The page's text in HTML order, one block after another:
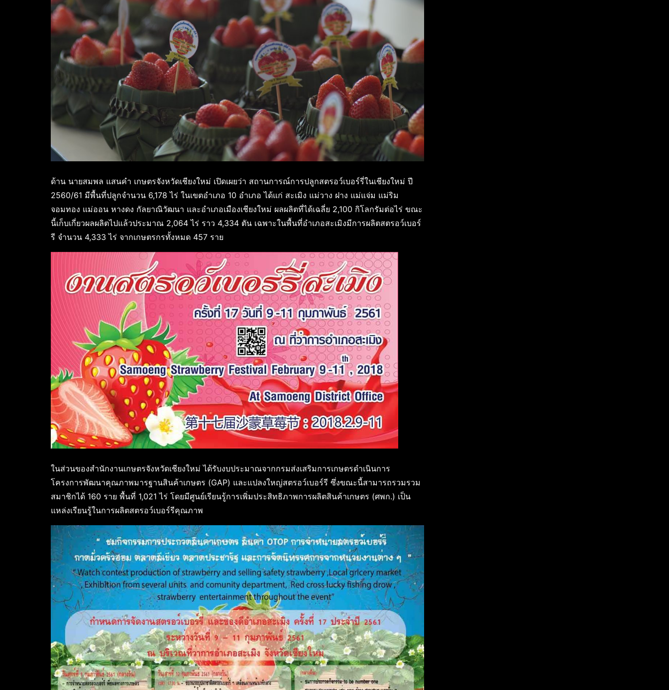
ด้าน นายสมพล แสนคำ เกษตรจังหวัดเชียงใหม่ เปิดเผยว่า สถานการณ์การปลูกสตรอว์เบอร์รี่ในเชียงใหม่ ปี
2560/61 มีพื้นที่ปลูกจำนวน 6,178 ไร่ ในเขตอำเภอ 10 อำเภอ ได้แก่ สะเมิง แม่วาง ฝาง แม่แจ่ม แม่ริม
จอมทอง แม่ออน หางดง กัลยาณิวัฒนา และอำเภอเมืองเชียงใหม่ ผลผลิตที่ได้เฉลี่ย 2,100 กิโลกรัมต่อไร่ ขณะ
นี้เก็บเกี่ยวผลผลิตไปแล้วประมาณ 2,064 ไร่ ราว 4,334 ตัน เฉพาะในพื้นที่อำเภอสะเมิงมีการผลิตสตรอว์เบอร์
รี จำนวน 4,333 ไร่ จากเกษตรกรทั้งหมด 457 ราย
ในส่วนของสำนักงานเกษตรจังหวัดเชียงใหม่ ได้รับงบประมาณจากกรมส่งเสริมการเกษตรดำเนินการ
โครงการพัฒนาคุณภาพมารฐานสินค้าเกษตร (GAP) และแปลงใหญ่สตรอว์เบอร์รี ซึ่งขณะนี้สามารถรวมรวม
สมาชิกได้ 160 ราย พื้นที่ 1,021 ไร่ โดยมีศูนย์เรียนรู้การเพิ่มประสิทธิภาพการผลิตสินค้าเกษตร (ศพก.) เป็น
แหล่งเรียนรู้ในการผลิตสตรอว์เบอร์รีคุณภาพ